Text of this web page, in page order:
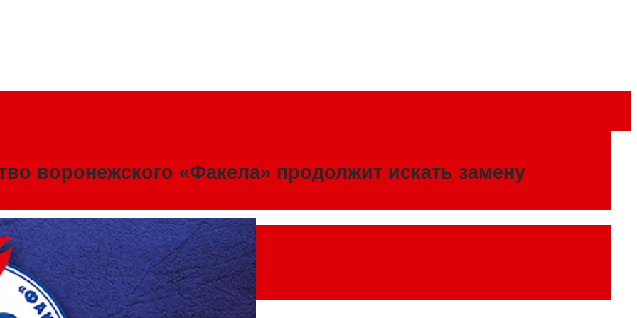
воронежского «Факела» продолжит искать замену